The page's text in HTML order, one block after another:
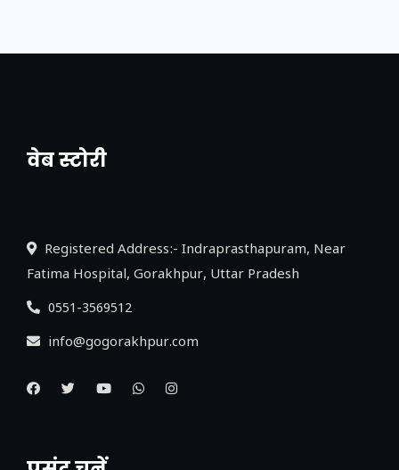
वेब स्टोरी
नया एक्सप्रेसवे: पूर्वांचल का लक, डेवलपमेंट का
Registered Address:- Indraprasthapuram, Near
Fatima Hospital, Gorakhpur, Uttar Pradesh
0551-3569512
info@gogorakhpur.com